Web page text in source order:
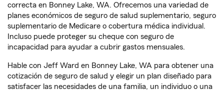
correcta en Bonney Lake, WA. Ofrecemos una variedad de
planes económicos de seguro de salud suplementario, seguro
suplementario de Medicare o cobertura médica individual.
Incluso puede proteger su cheque con seguro de
incapacidad para ayudar a cubrir gastos mensuales.
Hable con Jeff Ward en Bonney Lake, WA para obtener una
cotización de seguro de salud y elegir un plan diseñado para
satisfacer las necesidades de una familia, un individuo o una